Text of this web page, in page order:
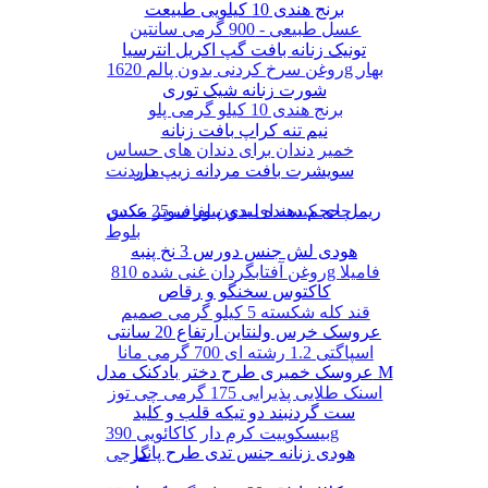
عسل طبیعی - 900 گرمی سانتین
روغن سرخ کردنی بدون پالم 1620g بهار
برنج هندی 10 کیلو گرمی پلو
خمیر دندان برای دندان های حساس
مریدنت
چای کیسه ای بدون لفاف 25 عددی
بلوط
روغن آفتابگردان غنی شده 810g فامیلا
قند کله شکسته 5 کیلو گرمی صمیم
اسپاگتی 1.2 رشته ای 700 گرمی مانا
اسنک طلایی پذیرایی 175 گرمی چی توز
بیسکوییت کرم دار کاکائویی 390g
گرجی
برنج هندی 10 کیلویی طبیعت
تونیک زنانه بافت گپ اکریل انترسیا
شورت زنانه شیک توری
نیم تنه کراپ بافت زنانه
سویشرت بافت مردانه زیپ دار
ریمل حجم دهنده لیدی پیور سوپر مکس
هودی لش جنس دورس 3 نخ پنبه
کاکتوس سخنگو و رقاص
عروسک خرس ولنتاین ارتفاع 20 سانتی
عروسک خمیری طرح دختر بادکنک مدل M
ست گردنبند دو تیکه قلب و کلید
هودی زنانه جنس تدی طرح پاندا